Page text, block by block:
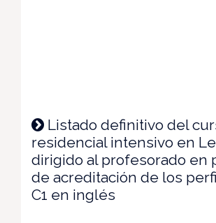
Listado definitivo del
residencial intensivo en
dirigido al profesorado en
de acreditación de los
C1 en inglés